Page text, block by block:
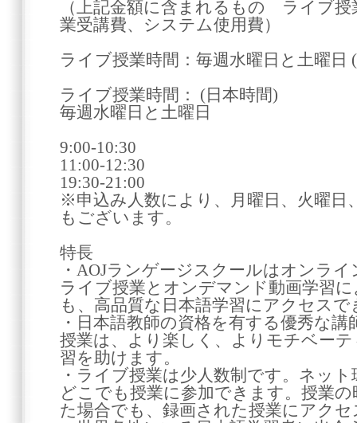
（上記金額に含まれるもの ライブ
業受講費、システム使用費）
ライブ授業時間：毎週水曜日と土曜日
ライブ授業時間： (日本時間)
毎週水曜日と土曜日
9:00-10:30
11:00-12:30
19:30-21:00
※申込み人数により、月曜日、火曜日
もございます。
特長
・AOJランゲージスクールはオンラ
ライブ授業とオンデマンド動画学習
も、高品質な日本語学習にアクセス
・日本語教師の資格を有する優秀な
授業は、より楽しく、よりモチベー
習を助けます。
・ライブ授業は少人数制です。ネッ
どこでも授業に参加できます。授業
た場合でも、録画された授業にアク